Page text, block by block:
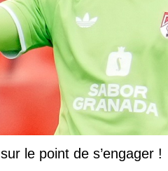
le point de s’engager !